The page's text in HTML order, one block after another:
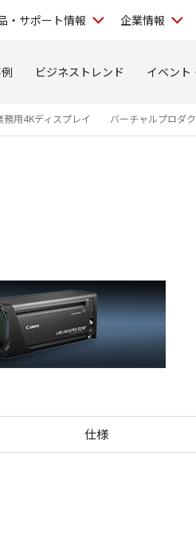
・サポート情報 企業情報
ビジネストレンド イベント
務用4Kディスプレイ バーチャルプロダ
仕様